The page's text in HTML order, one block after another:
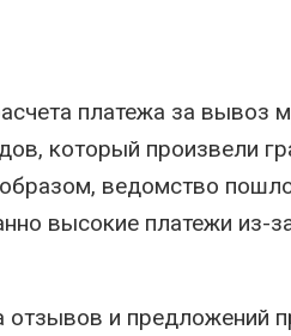
платежа за вывоз
который произвели
ведомство
высокие платежи из-
отзывов и предложений
провинции
паводков
более 140
для сбора
Авг 6, 2026